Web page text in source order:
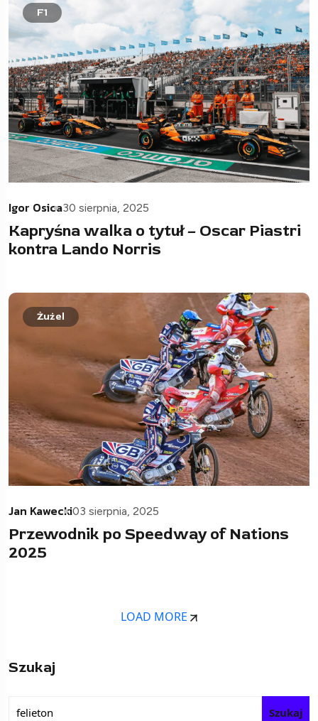
F1
Igor Osica30 sierpnia, 2025
Kapryśna walka o tytuł – Oscar Piastri
kontra Lando Norris
Żużel
Jan Kawecki03 sierpnia, 2025
Przewodnik po Speedway of Nations
2025
LOAD MORE
Szukaj
Szukaj